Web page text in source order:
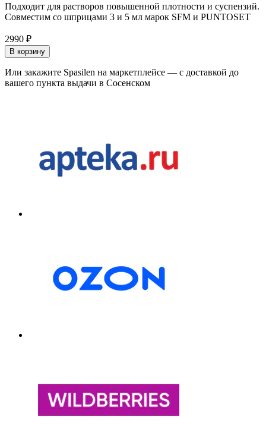
Подходит для растворов повышенной плотности и суспензий.
Совместим со шприцами 3 и 5 мл марок SFM и PUNTOSET
2990 ₽
В корзину
Или закажите Spasilen на маркетплейсе — с доставкой до
вашего пункта выдачи в Сосенском